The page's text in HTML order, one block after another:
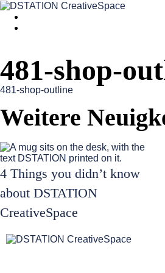
481-shop-
481-shop-outline
Weitere
4 Things you didn’t know
about DSTATION
CreativeSpace